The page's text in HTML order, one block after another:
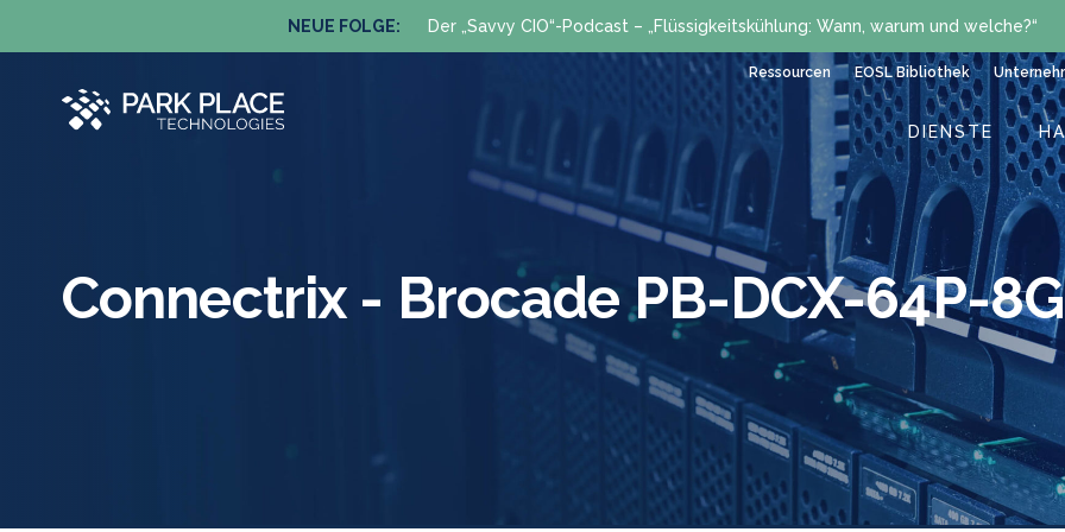
NEUE FOLGE: Der „Savvy CIO“-Podcast – „Flüssigkeitskühlung: Wann, warum und welche?“
Ressourcen EOSL Bibliothek
DIENSTE
Connectrix - Brocade PB-DCX-64P-8G